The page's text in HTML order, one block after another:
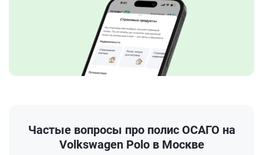
Частые вопросы про полис ОСАГО на
Volkswagen Polo в Москве